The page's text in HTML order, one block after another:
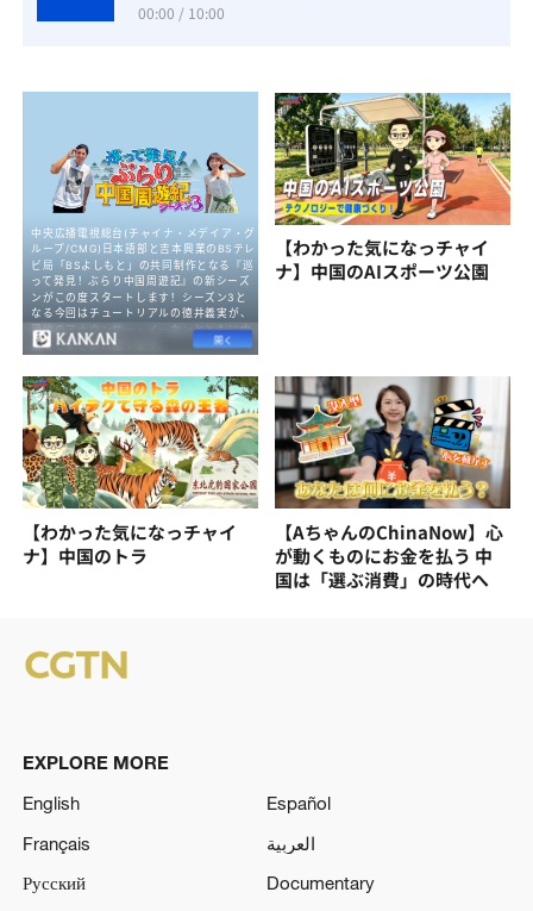
00:00 / 10:00
【わかった気になっチャイ
ナ】中国のAIスポーツ公園
【わかった気になっチャイ
ナ】中国のトラ
【AちゃんのChinaNow】心
が動くものにお金を払う 中
国は「選ぶ消費」の時代へ
EXPLORE MORE
English
Español
Français
العربية
Русский
Documentary